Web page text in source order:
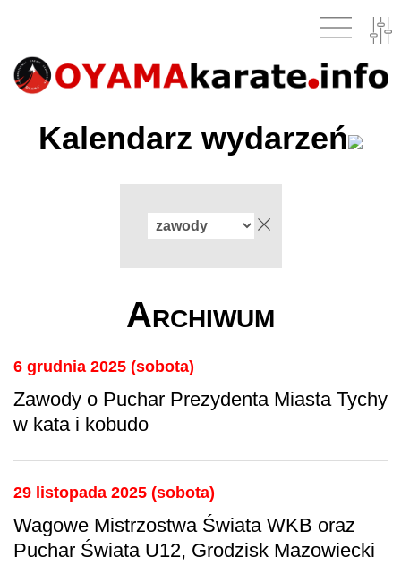
Kalendarz wydarzeń
Archiwum
6 grudnia 2025 (sobota)
Zawody o Puchar Prezydenta Miasta Tychy
w kata i kobudo
29 listopada 2025 (sobota)
Wagowe Mistrzostwa Świata WKB oraz
Puchar Świata U12, Grodzisk Mazowiecki